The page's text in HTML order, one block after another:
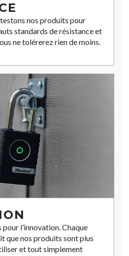
nos produits pour
standards de résistance et
ne tolérerez rien de moins.
pour l’innovation. Chaque
que nos produits sont plus
et tout simplement